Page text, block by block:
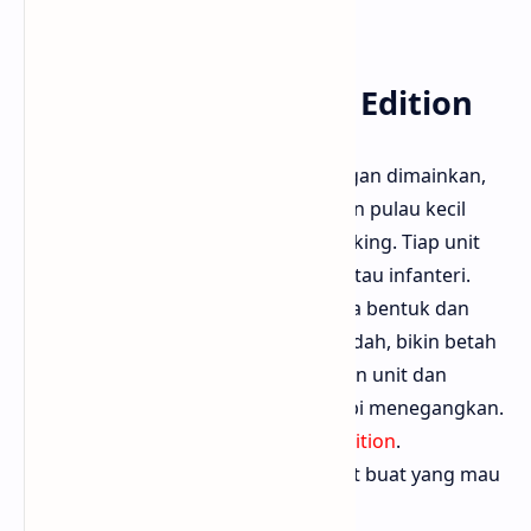
8. Bad North: Jotunn Edition
Kalau mau strategi real-time tapi ringan dimainkan,
coba Bad North. Kamu jadi komandan pulau kecil
yang harus bertahan dari serbuan Viking. Tiap unit
punya peran unik seperti pemanah atau infanteri.
Map prosedural bikin tiap pulau beda bentuk dan
tantangan. Art style minimalis tapi indah, bikin betah
main. Strategi di sini soal penempatan unit dan
memprediksi jalur musuh. Simpel tapi menegangkan.
Bad North: Jotunn Edition.
Bloggermuda bilang ini cocok banget buat yang mau